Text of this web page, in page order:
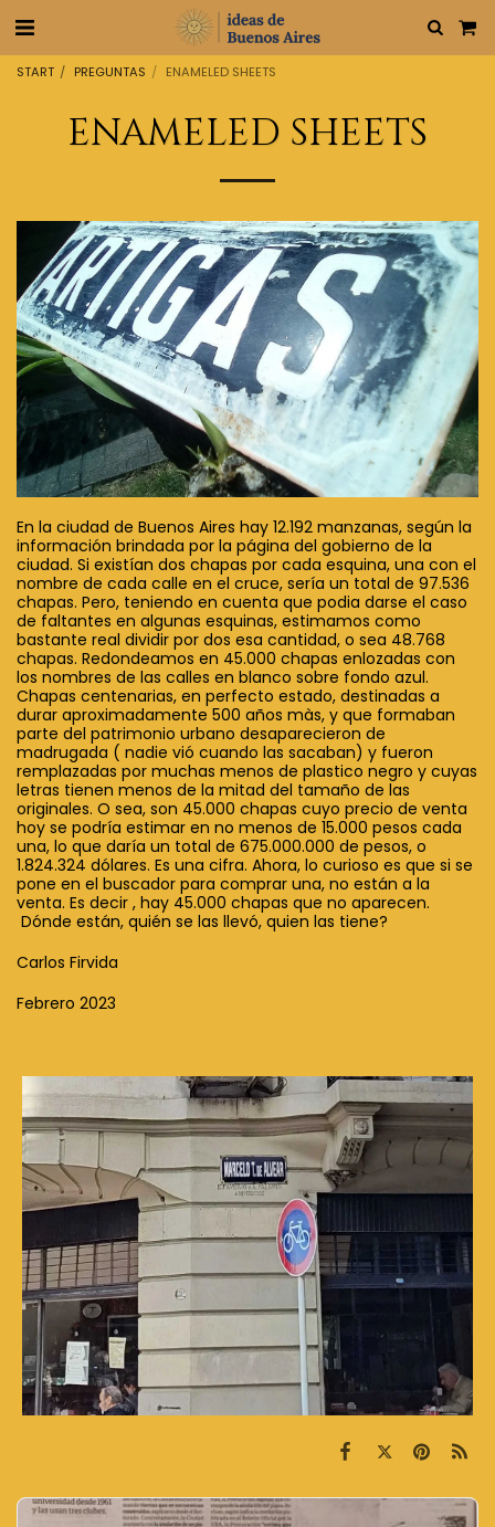
START PREGUNTAS ENAMELED SHEETS
ENAMELED SHEETS
En la ciudad de Buenos Aires hay 12.192 manzanas, según la
información brindada por la página del gobierno de la
ciudad. Si existían dos chapas por cada esquina, una con el
nombre de cada calle en el cruce, sería un total de 97.536
chapas. Pero, teniendo en cuenta que podia darse el caso
de faltantes en algunas esquinas, estimamos como
bastante real dividir por dos esa cantidad, o sea 48.768
chapas. Redondeamos en 45.000 chapas enlozadas con
los nombres de las calles en blanco sobre fondo azul.
Chapas centenarias, en perfecto estado, destinadas a
durar aproximadamente 500 años màs, y que formaban
parte del patrimonio urbano desaparecieron de
madrugada ( nadie vió cuando las sacaban) y fueron
remplazadas por muchas menos de plastico negro y cuyas
letras tienen menos de la mitad del tamaño de las
originales. O sea, son 45.000 chapas cuyo precio de venta
hoy se podría estimar en no menos de 15.000 pesos cada
una, lo que daría un total de 675.000.000 de pesos, o
1.824.324 dólares. Es una cifra. Ahora, lo curioso es que si se
pone en el buscador para comprar una, no están a la
venta. Es decir , hay 45.000 chapas que no aparecen.
Dónde están, quién se las llevó, quien las tiene?
Carlos Firvida
Febrero 2023